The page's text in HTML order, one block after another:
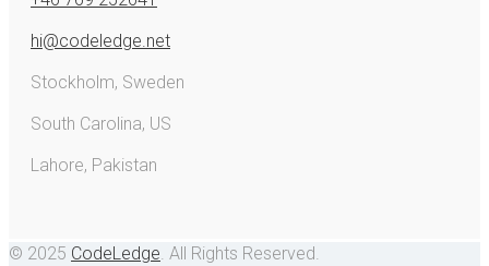
hi@codeledge.net
Stockholm, Sweden
South Carolina, US
Lahore, Pakistan
© 2025 CodeLedge. All Rights Reserved.